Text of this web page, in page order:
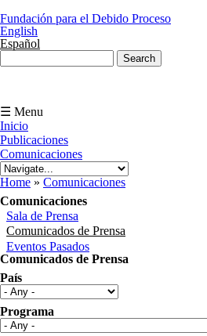
Fundación para el Debido Proceso
English
Español
☰ Menu
Inicio
Publicaciones
Comunicaciones
You are here
Home » Comunicaciones
Comunicaciones
Sala de Prensa
Comunicados de Prensa
Eventos Pasados
Comunicados de Prensa
País
Programa